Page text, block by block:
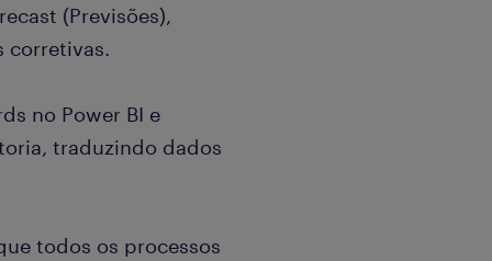
(Previsões),
corretivas.
no Power BI e
traduzindo dados
todos os processos